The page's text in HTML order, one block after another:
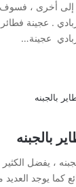
إلى أخرى ،
. عجينة
عجينة…
بالجبنه
، يفضل الكثير
كما يوجد